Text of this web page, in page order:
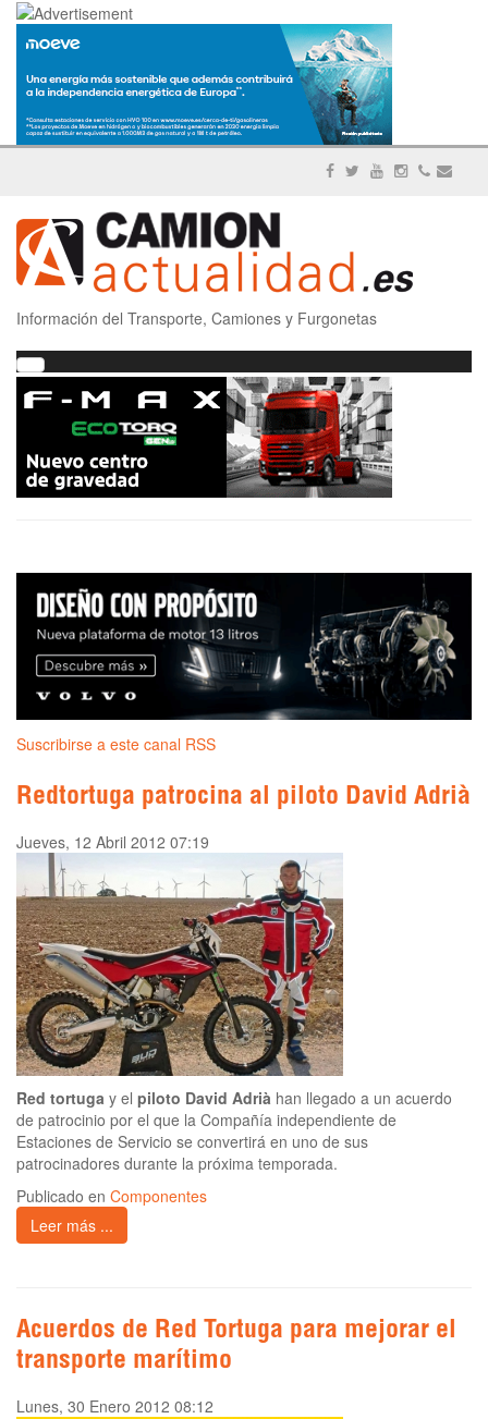
Información del Transporte, Camiones y Furgonetas
Suscribirse a este canal RSS
Redtortuga patrocina al piloto David Adrià
Jueves, 12 Abril 2012 07:19
Red tortuga y el piloto David Adrià han llegado a un acuerdo
de patrocinio por el que la Compañía independiente de
Estaciones de Servicio se convertirá en uno de sus
patrocinadores durante la próxima temporada.
Publicado en Componentes
Leer más ...
Acuerdos de Red Tortuga para mejorar el
transporte marítimo
Lunes, 30 Enero 2012 08:12